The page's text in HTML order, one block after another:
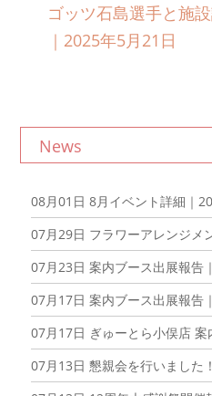
ゴッツ石島選手と施
｜2025年5月21日
News
08月01日 8月イベント詳細｜
07月29日 フラワーアレンジメントとアフタヌーン
07月23日 案内ブース出展報告
07月17日 案内ブース出展報告
07月17日 ぎゅーとら小俣店 案
07月13日 懇親会を行いました